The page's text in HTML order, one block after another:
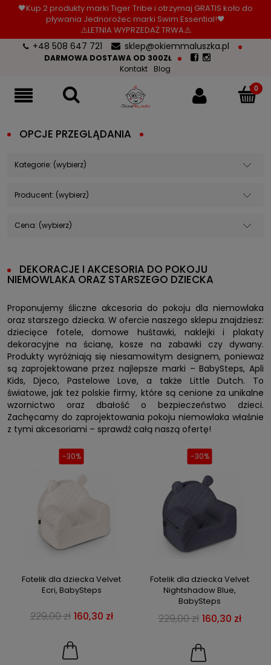
🖤Kup 2 produkty marki Tiger Tribe i otrzymaj GRATIS koło do
pływania Jednorożec marki Swim Essential!🖤
⚠️LETNIA WYPRZEDAŻ TRWA⚠️
+48 508 647 721 sklep@okiemmaluszka.pl
DARMOWA DOSTAWA OD 300ZŁ
Kontakt
Blog
OPCJE PRZEGLĄDANIA
Kategorie: (wybierz)
Producent: (wybierz)
Cena: (wybierz)
DEKORACJE I AKCESORIA DO POKOJU
NIEMOWLAKA ORAZ STARSZEGO DZIECKA
Proponujemy śliczne akcesoria do pokoju dla niemowlaka
oraz starszego dziecka. W ofercie naszego sklepu znajdziesz:
dziecięce fotele, domowe huśtawki, naklejki i plakaty
dekoracyjne na ścianę, kosze na zabawki czy dywany.
Produkty wyróżniają się niesamowitym designem, ponieważ
są zaprojektowane przez najlepsze marki – BabySteps, Apli
Kids, Djeco, Pastelowe Love, a także Little Dutch. To
światowe, jak też polskie firmy, które są cenione za unikalne
wzornictwo oraz dbałość o bezpieczeństwo dzieci.
Zachęcamy do zaprojektowania pokoju niemowlaka właśnie
z tymi akcesoriami – sprawdź całą naszą ofertę!
Fotelik dla dziecka Velvet
Ecri, BabySteps
229,00 zł 160,30 zł
-30%
Fotelik dla dziecka Velvet
Nightshadow Blue,
BabySteps
229,00 zł 160,30 zł
-30%